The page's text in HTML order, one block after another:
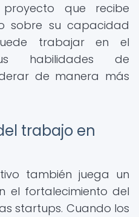
que recibe
sobre su capacidad
trabajar en el
habilidades de
de manera más
trabajo en
también juega un
el fortalecimiento del
startups. Cuando los